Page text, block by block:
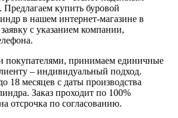
Предлагаем купить буровой
в нашем интернет-магазине в
с указанием компании,
покупателями, принимаем единичные
– индивидуальный подход.
18 месяцев с даты производства
Заказ проходит по 100%
отсрочка по согласованию.